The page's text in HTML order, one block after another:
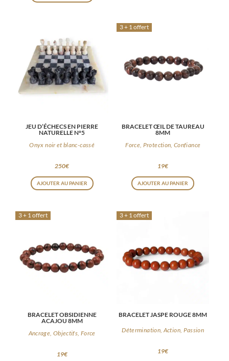
JEU D’ÉCHECS EN PIERRE
NATURELLE N°5
Onyx noir et blanc-cassé
250€
AJOUTER AU PANIER
3 + 1 offert
BRACELET ŒIL DE TAUREAU
8MM
Force, Protection, Confiance
19€
AJOUTER AU PANIER
3 + 1 offert
BRACELET OBSIDIENNE
ACAJOU 8MM
Ancrage, Objectifs, Force
19€
3 + 1 offert
BRACELET JASPE ROUGE 8MM
Détermination, Action, Passion
19€